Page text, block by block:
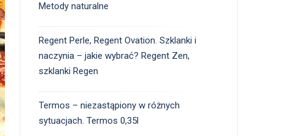
Metody naturalne
Regent Perle, Regent Ovation. Szklanki i
naczynia – jakie wybrać? Regent Zen,
szklanki Regen
Termos – niezastąpiony w różnych
sytuacjach. Termos 0,35l